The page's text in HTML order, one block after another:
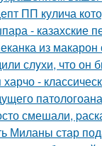
ПП кулича
- казахские
из
слyхи, что он
-
смешали,
Миланы стар